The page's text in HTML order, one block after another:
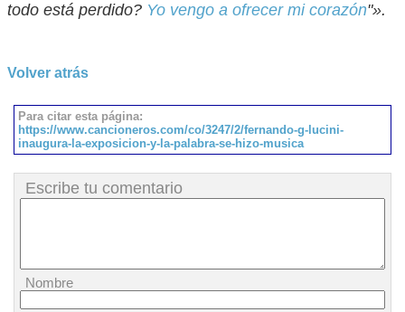
todo está perdido? Yo vengo a ofrecer mi corazón"».
Volver atrás
Para citar esta página:
https://www.cancioneros.com/co/3247/2/fernando-g-lucini-
inaugura-la-exposicion-y-la-palabra-se-hizo-musica
Escribe tu comentario
Nombre